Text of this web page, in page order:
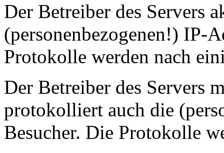
Der Betreiber des Servers
(personenbezogenen!) IP-
Protokolle werden nach
Der Betreiber des Servers
protokolliert auch die
Besucher. Die Protokolle